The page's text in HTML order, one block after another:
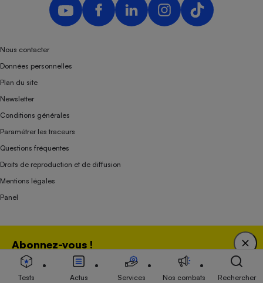
Abonnez-vous !
Bénéficiez d'une expertise unique tout en soutenant
une association 100 % indépendante de l'Etat, des
Nous contacter
Données personnelles
Plan du site
Newsletter
Conditions générales
Paramétrer les traceurs
Questions fréquentes
Droits de reproduction et de diffusion
Mentions légales
Panel
Association indépendante de l’État, des syndicats, des producteurs et des
distributeurs depuis 1951.
Tests Actus Services Nos combats Rechercher